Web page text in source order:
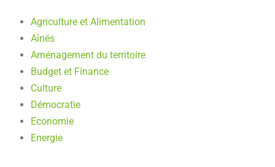
Agriculture et Alimentation
Aînés
Aménagement du territoire
Budget et Finance
Culture
Démocratie
Economie
Energie